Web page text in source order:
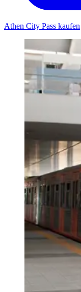
Athen City Pass kaufen